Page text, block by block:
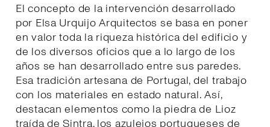
El concepto de la intervención desarrollado
por Elsa Urquijo Arquitectos se basa en poner
en valor toda la riqueza histórica del edificio y
de los diversos oficios que a lo largo de los
años se han desarrollado entre sus paredes.
Esa tradición artesana de Portugal, del trabajo
con los materiales en estado natural. Así,
destacan elementos como la piedra de Lioz
traída de Sintra, los azulejos portugueses de